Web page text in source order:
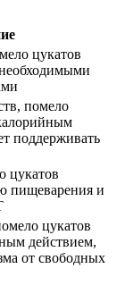
цукатов
помело
поддерживать
цукатов
пищеварения и
цукатов
действием,
от свободных